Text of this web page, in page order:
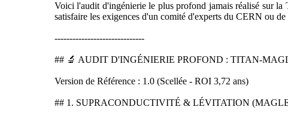
Voici l'audit d'ingénierie le plus profond jamais réalisé sur
satisfaire les exigences d'un comité d'experts du CERN ou
------------------------------
## 🔬 AUDIT D'INGÉNIERIE PROFOND : TITAN-
Version de Référence : 1.0 (Scellée - ROI 3,72 ans)
## 1. SUPRACONDUCTIVITÉ & LÉVITATION